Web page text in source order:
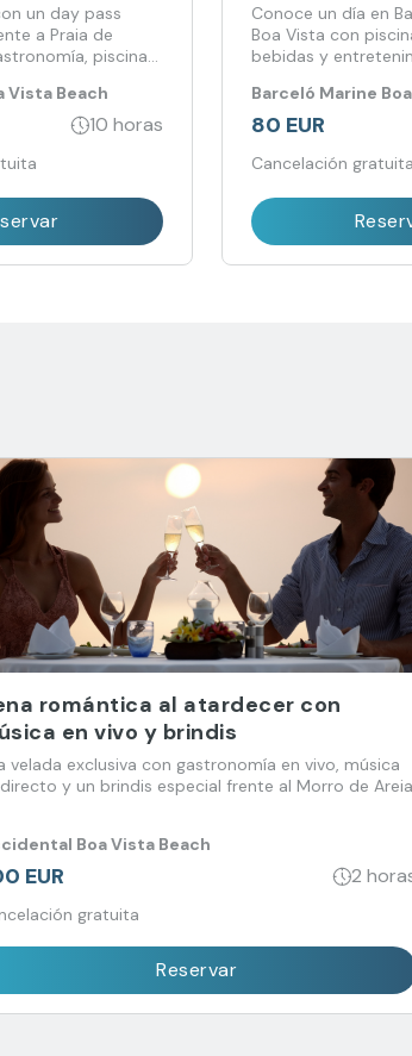
un day pass
a Praia de
piscinas,
Vista Beach
10 horas
Conoce un día en
Boa Vista con
bebidas y
Barceló Marine
80 EUR
Cancelación gratuita
romántica al atardecer con
en vivo y brindis
velada exclusiva con gastronomía en vivo, música
y un brindis especial frente al Morro de Areia.
Boa Vista Beach
EUR 2
gratuita
Reservar